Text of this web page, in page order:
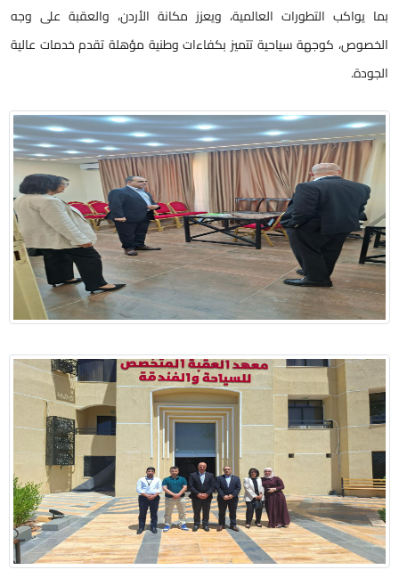
بما يواكب التطورات العالمية، ويعزز مكانة الأردن، والعقبة على وجه
الخصوص، كوجهة سياحية تتميز بكفاءات وطنية مؤهلة تقدم خدمات عالية
الجودة.